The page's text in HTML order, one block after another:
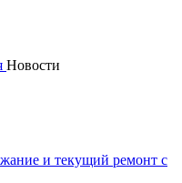
Новости
и текущий ремонт с